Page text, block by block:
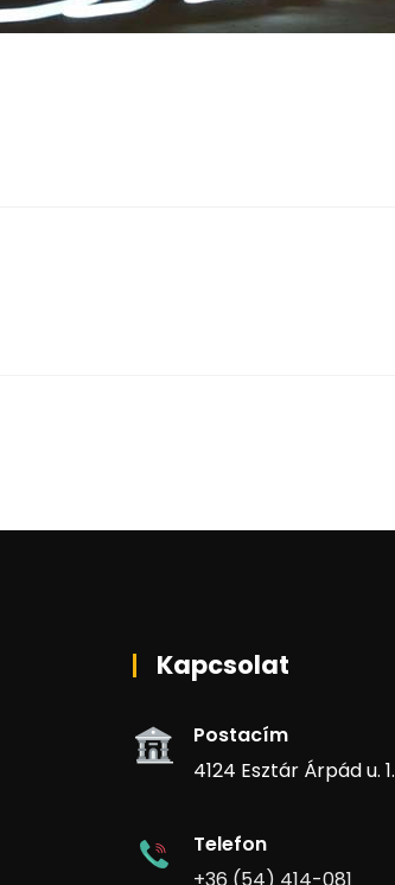
Kapcsolat
Postacím
4124 Esztár Árpád u. 1.
Telefon